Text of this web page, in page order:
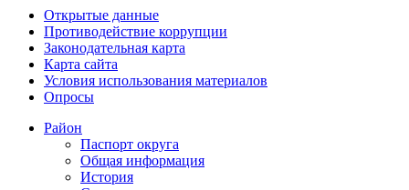
Открытые данные
Противодействие коррупции
Законодательная карта
Карта сайта
Условия использования материалов
Опросы
Район
Паспорт округа
Общая информация
История